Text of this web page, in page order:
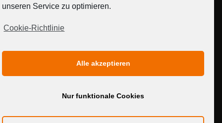
MEDIADATEN
unseren Service zu optimieren.
Cookie-Richtlinie
Alle akzeptieren
Nur funktionale Cookies